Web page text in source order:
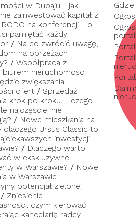
w Dubaju - jak
zainwestować kapitał z
RODO na konferencji - o
pamiętać każdy
/ Na co zwrócić uwagę,
na obrzeżach
/ Współpraca z
biurem nieruchomości
zwiększania
ofert / Sprzedaż
krok po kroku – czego
najczęściej nie
/ Nowe mieszkania na
dlaczego Ursus Classic to
inwestycji
/ Dlaczego warto
w ekskluzywne
w Warszawie? / Nowe
w Warszawie -
potencjał zielonej
/ Zniesienie
czym kierować
kancelarię radcy